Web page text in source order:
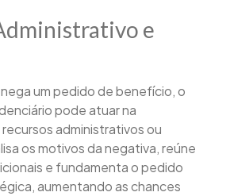
e
um pedido de benefício, o
pode atuar na
administrativos ou
os motivos da negativa, reúne
e fundamenta o pedido
aumentando as chances